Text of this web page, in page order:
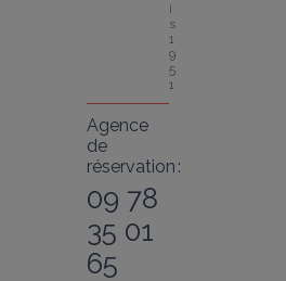
i
s
1
9
5
1
Agence
de
réservation :
09 78
35 01
65